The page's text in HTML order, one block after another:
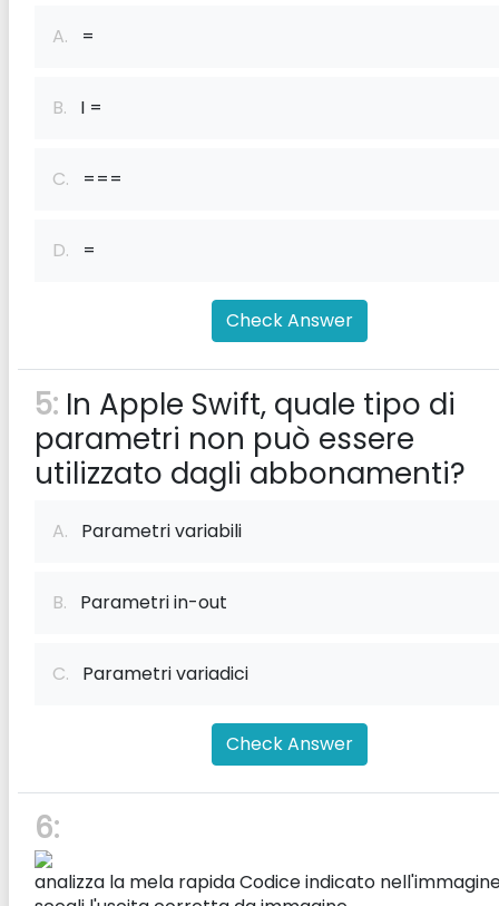
A. =
B. I =
C. ===
D. =
Check Answer
5: In Apple Swift, quale tipo di
parametri non può essere
utilizzato dagli abbonamenti?
A. Parametri variabili
B. Parametri in-out
C. Parametri variadici
Check Answer
6:
analizza la mela rapida Codice indicato